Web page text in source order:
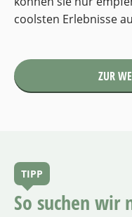
coolsten Erlebnisse
ZUR
TIPP
So suchen wir